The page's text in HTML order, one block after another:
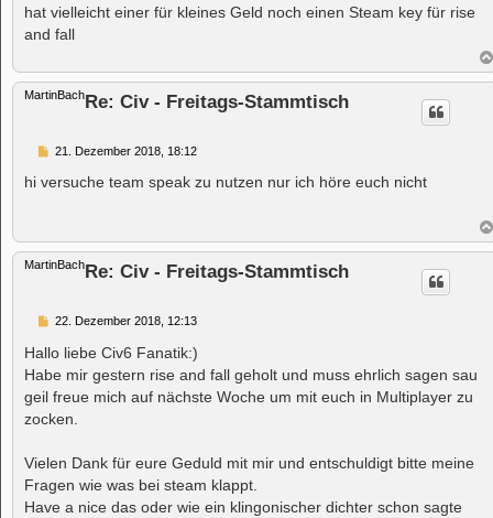
i
t
hat vielleicht einer für kleines Geld noch einen Steam key für rise
and fall
MartinBachRe: Civ - Freitags-Stammtisch
B
i
21. Dezember 2018, 18:12
hi versuche team speak zu nutzen nur ich höre euch nicht
MartinBachRe: Civ - Freitags-Stammtisch
B
i
t
r
a
g
22. Dezember 2018, 12:13
Hallo liebe Civ6 Fanatik:)
Habe mir gestern rise and fall geholt und muss ehrlich sagen sau
geil freue mich auf nächste Woche um mit euch in Multiplayer zu
zocken.
Vielen Dank für eure Geduld mit mir und entschuldigt bitte meine
Fragen wie was bei steam klappt.
Have a nice das oder wie ein klingonischer dichter schon sagte